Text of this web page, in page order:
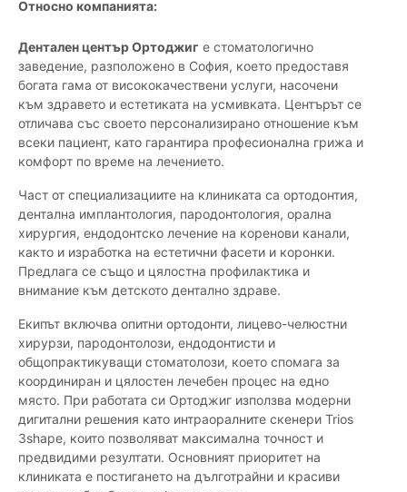
Относно компанията:
Дентален център Ортоджиг е стоматологично
заведение, разположено в София, което предоставя
богата гама от висококачествени услуги, насочени
към здравето и естетиката на усмивката. Центърът се
отличава със своето персонализирано отношение към
всеки пациент, като гарантира професионална грижа и
комфорт по време на лечението.
Част от специализациите на клиниката са ортодонтия,
дентална имплантология, пародонтология, орална
хирургия, ендодонтско лечение на коренови канали,
както и изработка на естетични фасети и коронки.
Предлага се също и цялостна профилактика и
внимание към детското дентално здраве.
Екипът включва опитни ортодонти, лицево-челюстни
хирурзи, пародонтолози, ендодонтисти и
общопрактикуващи стоматолози, което спомага за
координиран и цялостен лечебен процес на едно
място. При работата си Ортоджиг използва модерни
дигитални решения като интраоралните скенери Trios
3shape, които позволяват максимална точност и
предвидими резултати. Основният приоритет на
клиниката е постигането на дълготрайни и красиви